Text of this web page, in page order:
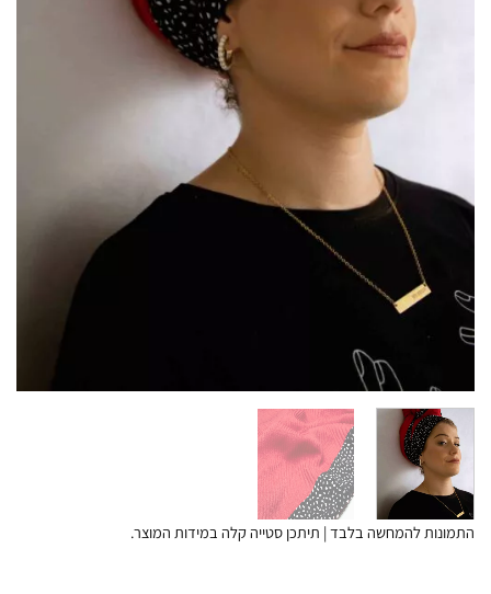
התמונות להמחשה בלבד | תיתכן סטייה קלה במידות המוצר.